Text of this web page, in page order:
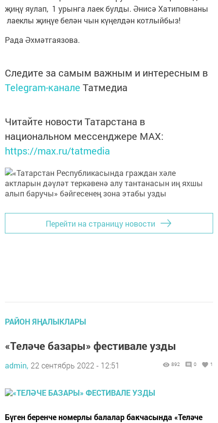
җиңү яулап, 1 урынга лаек булды. Әнисә Хатиповнаны
лаеклы җиңүе белән чын күңелдән котлыйбыз!
Рада Әхмәтгаязова.
Следите за самым важным и интересным в
Telegram-канале Татмедиа
Читайте новости Татарстана в
национальном мессенджере MАХ:
https://max.ru/tatmedia
Перейти на страницу новости
РАЙОН ЯҢАЛЫКЛАРЫ
«Теләче базары» фестивале узды
admin, 22 сентябрь 2022 - 12:51 892 0 1
Бүген беренче номерлы балалар бакчасында «Теләче